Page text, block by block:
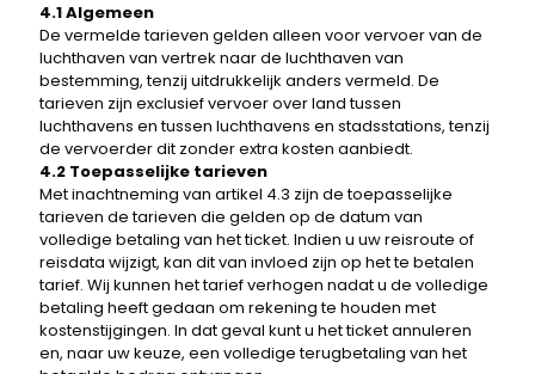
4.1 Algemeen
De vermelde tarieven gelden alleen voor vervoer van de
luchthaven van vertrek naar de luchthaven van
bestemming, tenzij uitdrukkelijk anders vermeld. De
tarieven zijn exclusief vervoer over land tussen
luchthavens en tussen luchthavens en stadsstations, tenzij
de vervoerder dit zonder extra kosten aanbiedt.
4.2 Toepasselijke tarieven
Met inachtneming van artikel 4.3 zijn de toepasselijke
tarieven de tarieven die gelden op de datum van
volledige betaling van het ticket. Indien u uw reisroute of
reisdata wijzigt, kan dit van invloed zijn op het te betalen
tarief. Wij kunnen het tarief verhogen nadat u de volledige
betaling heeft gedaan om rekening te houden met
kostenstijgingen. In dat geval kunt u het ticket annuleren
en, naar uw keuze, een volledige terugbetaling van het